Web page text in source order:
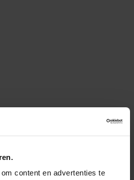
content en advertenties te